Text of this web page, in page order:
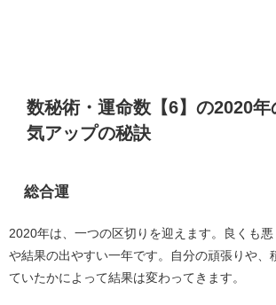
数秘術・運命数【6】の2020年
気アップの秘訣
総合運
2020年は、一つの区切りを迎えます。良くも
や結果の出やすい一年です。自分の頑張りや、
ていたかによって結果は変わってきます。